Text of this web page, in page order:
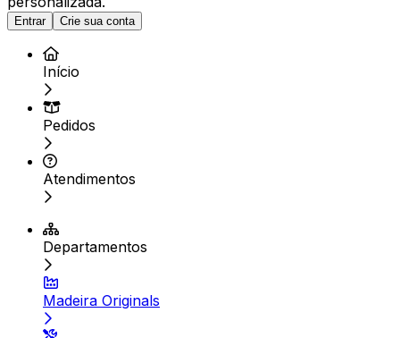
Entrar Crie sua conta
Início
Pedidos
Atendimentos
Departamentos
Madeira Originals